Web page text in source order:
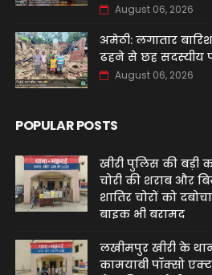
August 06, 2026
अमेठी: लगातार
ढहने से छह सदस्यीय
August 06, 2026
POPULAR POSTS
खीरी पुलिस की बड़ी
चोरी की शराब और
शातिर चोरों को
बाइक भी बरामद
लखीमपुर खीरी के
कामयाबी पॉक्सो